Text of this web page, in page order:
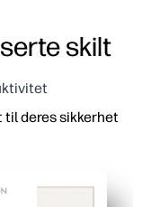
skilt
til deres sikkerhet